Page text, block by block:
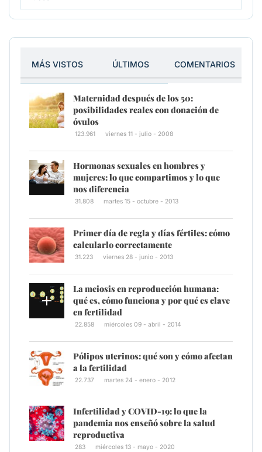
MÁS VISTOS ÚLTIMOS COMENTARIOS
Maternidad después de los 50:
posibilidades reales con donación de
óvulos
123.961 viernes 11 - julio - 2008
Hormonas sexuales en hombres y
mujeres: lo que compartimos y lo que
nos diferencia
31.808 martes 15 - octubre - 2013
Primer día de regla y días fértiles: cómo
calcularlo correctamente
31.223 viernes 28 - junio - 2013
La meiosis en reproducción humana:
qué es, cómo funciona y por qué es clave
en fertilidad
22.858 miércoles 09 - abril - 2014
Pólipos uterinos: qué son y cómo afectan
a la fertilidad
22.737 martes 24 - enero - 2012
Infertilidad y COVID-19: lo que la
pandemia nos enseñó sobre la salud
reproductiva
283 miércoles 13 - mayo - 2020